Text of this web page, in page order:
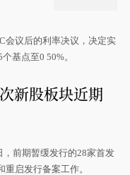
会议后的利率决议，决定实
基点至0 50%。
新股板块近期
前期暂缓发行的28家首发
启发行备案工作。